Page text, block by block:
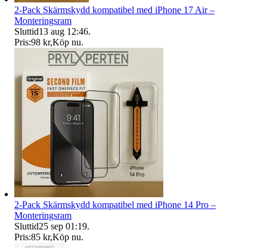
2-Pack Skärmskydd kompatibel med iPhone 17 Air –
Monteringsram
Sluttid13 aug 12:46.
Pris:98 kr,Köp nu.
2-Pack Skärmskydd kompatibel med iPhone 14 Pro –
Monteringsram
Sluttid25 sep 01:19.
Pris:85 kr,Köp nu.